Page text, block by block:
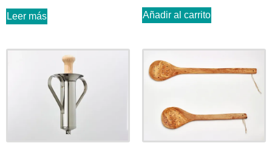
Leer más Añadir al carrito